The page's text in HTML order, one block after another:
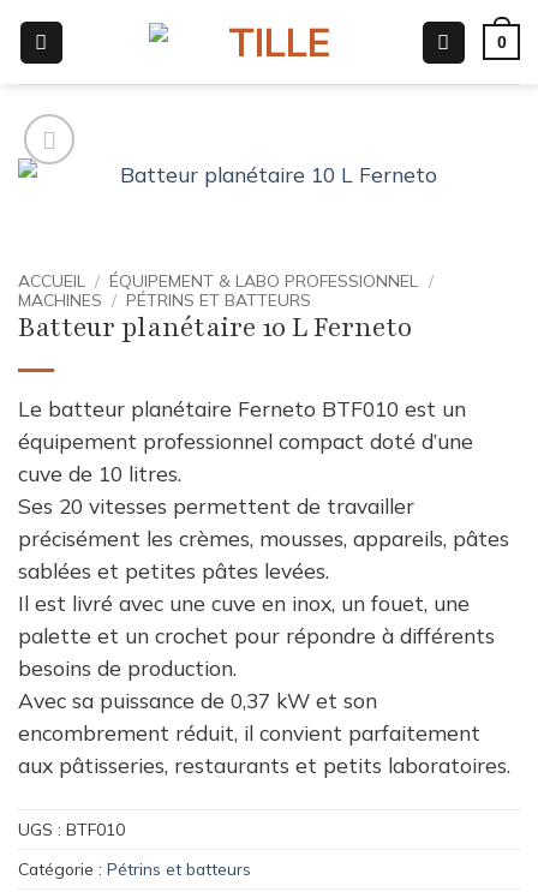
contenu
0
ACCUEIL / ÉQUIPEMENT & LABO PROFESSIONNEL
/
MACHINES / PÉTRINS ET BATTEURS
Batteur planétaire 10 L Ferneto
Le batteur planétaire Ferneto BTF010 est un
équipement professionnel compact doté d’une
cuve de 10 litres.
Ses 20 vitesses permettent de travailler
précisément les crèmes, mousses, appareils, pâtes
sablées et petites pâtes levées.
Il est livré avec une cuve en inox, un fouet, une
palette et un crochet pour répondre à différents
besoins de production.
Avec sa puissance de 0,37 kW et son
encombrement réduit, il convient parfaitement
aux pâtisseries, restaurants et petits laboratoires.
UGS : BTF010
Catégorie : Pétrins et batteurs